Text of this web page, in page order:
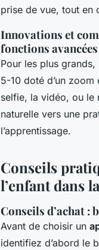
prise de vue, tout en
Innovations et
fonctions avancées
Pour les plus grands,
5-10 doté d’un
selfie, la vidéo, ou le
naturelle vers une
l’apprentissage.
Conseils
l’enfant dans
Conseils d’achat :
Avant de choisir un
identifiez d’abord le